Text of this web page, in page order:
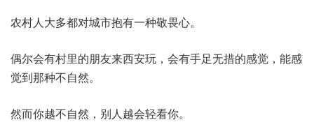
农村人大多都对城市抱有一种敬畏心。
偶尔会有村里的朋友来西安玩，会有手足无措的感觉，能感
觉到那种不自然。
然而你越不自然，别人越会轻看你。